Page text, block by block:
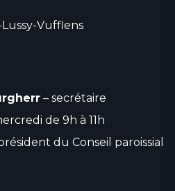
Lussy-Vufflens
– secrétaire
de 9h à 11h
du Conseil paroissial